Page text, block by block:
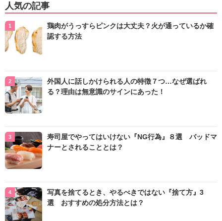
人気の記事
鶏肉がうっすらピンクは大丈夫？火が通っているか確
認する方法
外国人に話しかけられる人の特徴７つ…なぜ選ばれ
る？理由は無意識のサインにあった！
寿司屋でやってはいけない『NG行為』８選 バッドマ
ナーとされることとは？
写真を捨てるとき、やるべきではない『捨て方』3
選 おすすめの処分方法とは？